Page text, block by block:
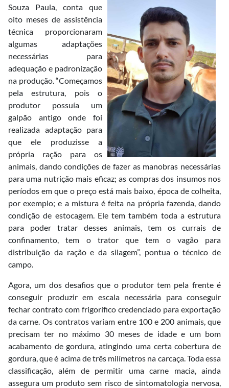
Souza Paula, conta que
oito meses de assistência
técnica proporcionaram
algumas adaptações
necessárias para
adequação e padronização
na produção. “Começamos
pela estrutura, pois o
produtor possuía um
galpão antigo onde foi
realizada adaptação para
que ele produzisse a
própria ração para os
animais, dando condições de fazer as manobras necessárias
para uma nutrição mais eficaz; as compras dos insumos nos
períodos em que o preço está mais baixo, época de colheita,
por exemplo; e a mistura é feita na própria fazenda, dando
condição de estocagem. Ele tem também toda a estrutura
para poder tratar desses animais, tem os currais de
confinamento, tem o trator que tem o vagão para
distribuição da ração e da silagem”, pontua o técnico de
campo.
Agora, um dos desafios que o produtor tem pela frente é
conseguir produzir em escala necessária para conseguir
fechar contrato com frigorífico credenciado para exportação
da carne. Os contratos variam entre 100 e 200 animais, que
precisam ter no máximo 30 meses de idade e um bom
acabamento de gordura, atingindo uma certa cobertura de
gordura, que é acima de três milímetros na carcaça. Toda essa
classificação, além de permitir uma carne macia, ainda
assegura um produto sem risco de sintomatologia nervosa,